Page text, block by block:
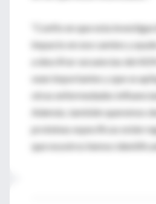
“Confío en que esta
impacto en ese camino y
a descifrar secuencias del
sean importantes y que se
otras enfermedades
Además, también queremos
proteínas específicas están
que nosotros hemos